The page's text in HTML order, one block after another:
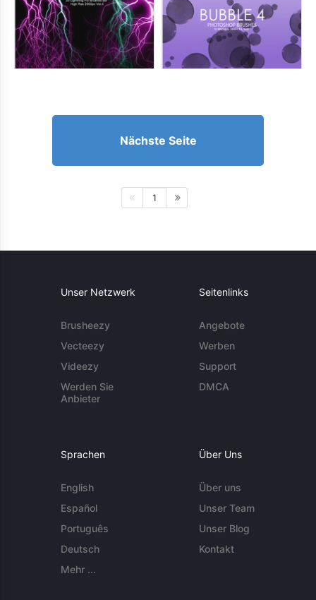
Nächste Seite
1
Unser Netzwerk
Brusheezy
Vecteezy
Videezy
Werden Sie
Anbieter
Seitenlinks
Angebote
Werben
Support
DMCA
Sprachen
English
Español
Português
Deutsch
Mehr ...
Über Uns
Über uns
Unser Team
Unser Blog
Kontakt